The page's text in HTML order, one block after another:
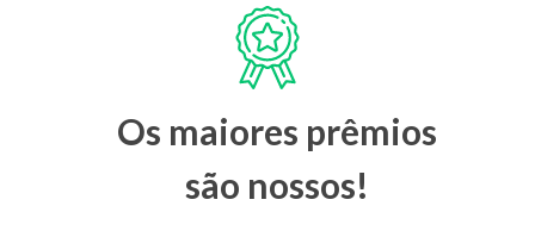
Os maiores prêmios
são nossos!